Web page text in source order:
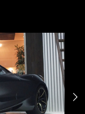
